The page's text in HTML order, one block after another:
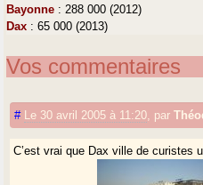
Bayonne : 288 000 (2012)
Dax : 65 000 (2013)
Vos commentaires
# Le 30 avril 2005 à 11:20 par
C’est vrai que Dax ville de curistes